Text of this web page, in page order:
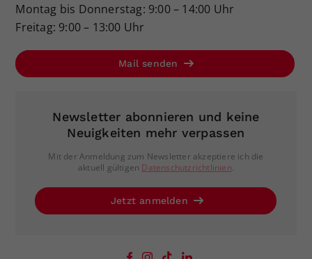
Montag bis Donnerstag: 9:00 – 14:00 Uhr
Freitag: 9:00 – 13:00 Uhr
Mail senden
Newsletter abonnieren und keine
Neuigkeiten mehr verpassen
Mit der Anmeldung zum Newsletter akzeptiere ich die
aktuell gültigen Datenschutzrichtlinien.
Jetzt anmelden